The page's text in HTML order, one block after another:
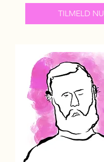
TILMELD NU